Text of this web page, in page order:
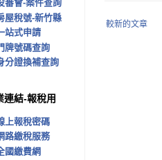
較新的文章
審會-案件查詢
屋稅號-新竹縣
站式申請
牌號碼查詢
分證換補查詢
連結-報稅用
上報稅密碼
路繳稅服務
國繳費網